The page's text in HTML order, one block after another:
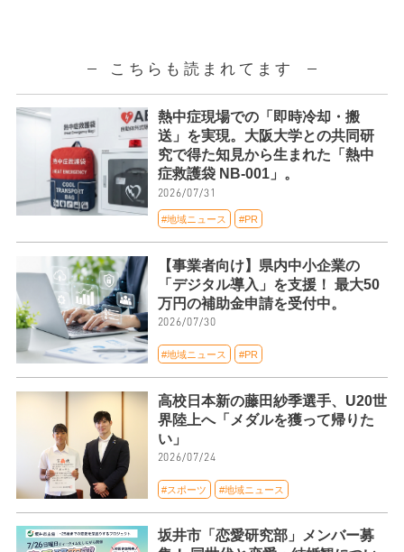
こちらも読まれてます
熱中症現場での「即時冷却・搬
送」を実現。大阪大学との共同研
究で得た知見から生まれた「熱中
症救護袋 NB-001」。
2026/07/31
#地域ニュース #PR
【事業者向け】県内中小企業の
「デジタル導入」を支援！ 最大50
万円の補助金申請を受付中。
2026/07/30
#地域ニュース #PR
高校日本新の藤田紗季選手、U20世
界陸上へ「メダルを獲って帰りた
い」
2026/07/24
#スポーツ #地域ニュース
坂井市「恋愛研究部」メンバー募